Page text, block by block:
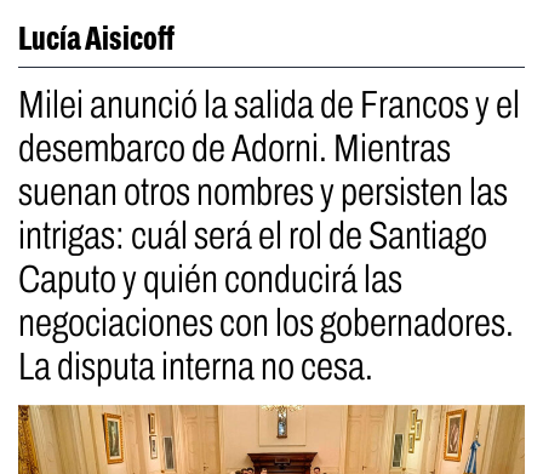
Lucía Aisicoff
Milei anunció la salida de Francos y el
desembarco de Adorni. Mientras
suenan otros nombres y persisten las
intrigas: cuál será el rol de Santiago
Caputo y quién conducirá las
negociaciones con los gobernadores.
La disputa interna no cesa.